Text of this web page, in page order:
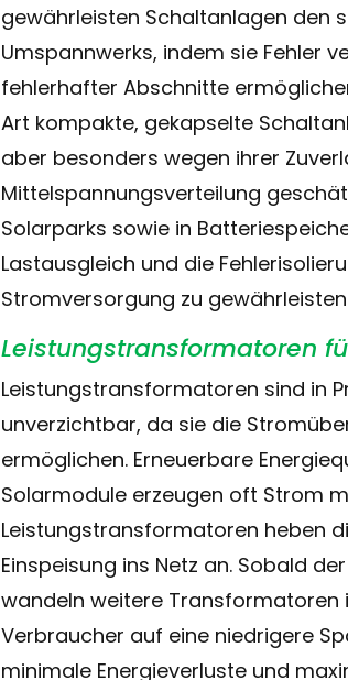
gewährleisten Schaltanlagen den
Umspannwerks, indem sie Fehler
fehlerhafter Abschnitte
Art kompakte, gekapselte
aber besonders wegen ihrer
Mittelspannungsverteilung
Solarparks sowie in
Lastausgleich und die
Stromversorgung zu
Leistungstransformatoren
Leistungstransformatoren sind in
unverzichtbar, da sie die
ermöglichen. Erneuerbare
Solarmodule erzeugen oft Strom
Leistungstransformatoren heben
Einspeisung ins Netz an. Sobald
wandeln weitere Transformatoren
Verbraucher auf eine niedrigere
minimale Energieverluste und